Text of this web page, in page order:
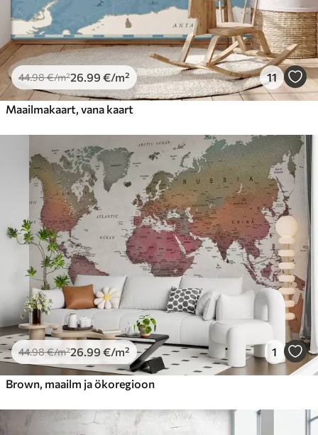
44.98€/m²26.99 €/m² 11
Maailmakaart, vana kaart
44.98€/m²26.99 €/m² 1
Brown, maailm ja ökoregioon